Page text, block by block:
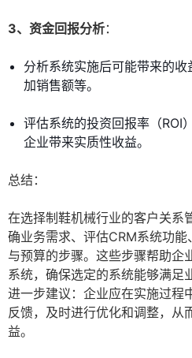
3、资金回报分析：
分析系统实施后可能带来的
加销售额等。
评估系统的投资回报率（ROI
企业带来实质性收益。
总结：
在选择制鞋机械行业的客户关系
确业务需求、评估CRM系统功
与预算的步骤。这些步骤帮助企
系统，确保选定的系统能够满足
进一步建议：企业应在实施过程
反馈，及时进行优化和调整，从
益。